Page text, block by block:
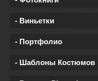
- Виньетки
- Портфолио
- Шаблоны Костюмов